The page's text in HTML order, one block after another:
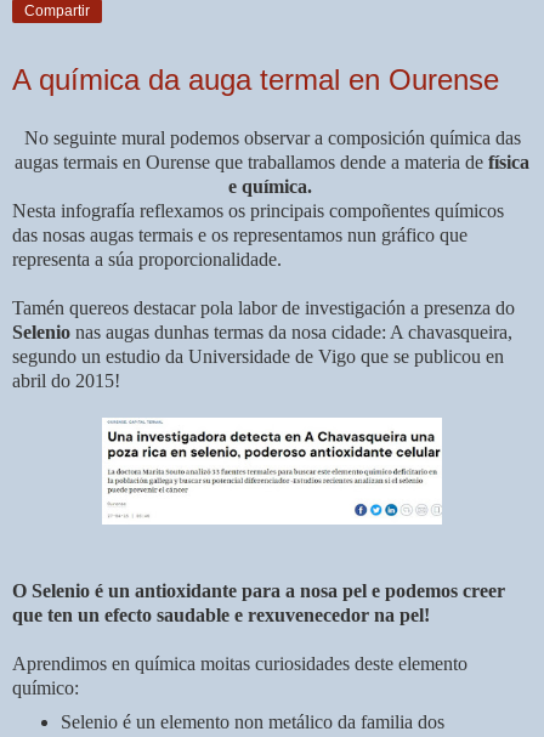
Compartir
A química da auga termal en Ourense
No seguinte mural podemos observar a composición química das
augas termais en Ourense que traballamos dende a materia de física
e química.
Nesta infografía reflexamos os principais compoñentes químicos
das nosas augas termais e os representamos nun gráfico que
representa a súa proporcionalidade.
Tamén quereos destacar pola labor de investigación a presenza do
Selenio nas augas dunhas termas da nosa cidade: A chavasqueira,
segundo un estudio da Universidade de Vigo que se publicou en
abril do 2015!
O Selenio é un antioxidante para a nosa pel e podemos creer
que ten un efecto saudable e rexuvenecedor na pel!
Aprendimos en química moitas curiosidades deste elemento
químico:
Selenio é un elemento non metálico da familia dos